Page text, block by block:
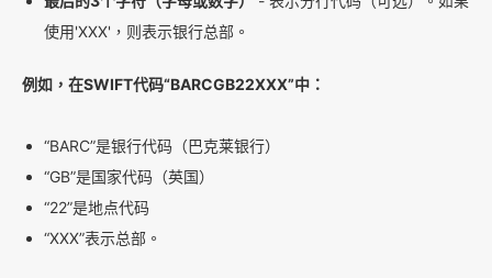
使用'XXX'，则表示银行总部。
例如，在SWIFT代码“BARCGB22XXX”中：
“BARC”是银行代码（巴克莱银行）
“GB”是国家代码（英国）
“22”是地点代码
“XXX”表示总部。